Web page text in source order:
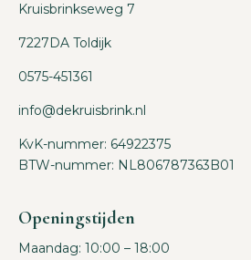
Kruisbrinkseweg 7
7227DA Toldijk
0575-451361
info@dekruisbrink.nl
KvK-nummer: 64922375
BTW-nummer: NL806787363B01
Openingstijden
Maandag: 10:00 – 18:00